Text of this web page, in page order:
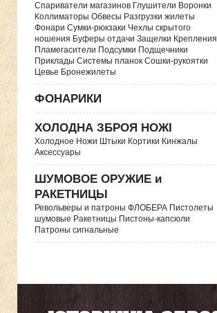
Спариватели магазинов Глушители Воронки
Коллиматоры Обвесы Разгрузки жилеты
Фонари Сумки-рюкзаки Чехлы скрытого
ношения Буферы отдачи Защелки Крепления
Пламегасители Подсумки Подщечники
Приклады Системы планок Сошки-рукоятки
Цевье Бронежилеты
ФОНАРИКИ
ХОЛОДНА ЗБРОЯ НОЖІ
Холодное Ножи Штыки Кортики Кинжалы
Аксессуары
ШУМОВОЕ ОРУЖИЕ и
РАКЕТНИЦЫ
Револьверы и патроны ФЛОБЕРА Пистолеты
шумовые Ракетницы Пистоны-капсюли
Патроны сигнальные